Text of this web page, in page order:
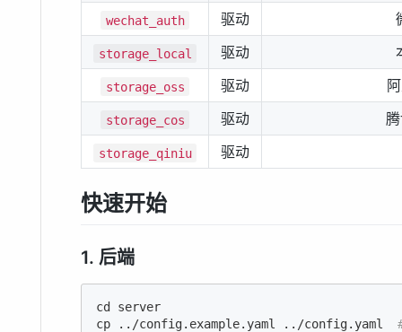
wechat_auth 驱动
storage_local 驱动
storage_oss 驱动
storage_cos 驱动
storage_qiniu 驱动
快速开始
1. 后端
cd
server
cp ../config.example.yaml ../config.yaml